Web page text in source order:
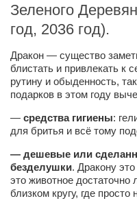
Музыканты
Евгений
Сергей Коноз
Денис Федченко
Звукорежиссёры
Alfom Studio
Писатели
Поэты
Зеленого
год, 2036 год).
Дракон — существо
блистать и привлекать к
рутину и обыденность,
подарков в этом году
— средства гигиены:
для бритья и всё тому
— дешевые или
безделушки. Дракону
это животное достаточно
близком кругу, где